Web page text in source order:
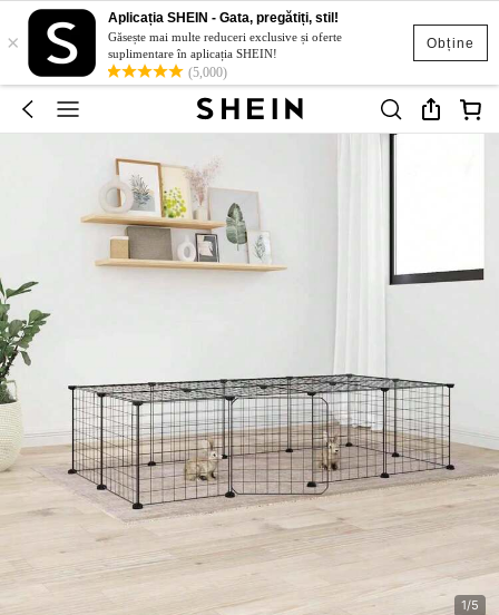
Obține
×
Aplicația SHEIN - Gata, pregătiți, stil!
Găsește mai multe reduceri exclusive și oferte
suplimentare în aplicația SHEIN!
(5,000)
1/5